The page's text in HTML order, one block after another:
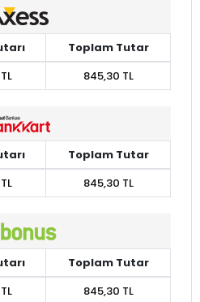
Toplam Tutar
845,30 TL
Toplam Tutar
845,30 TL
Toplam Tutar
845,30 TL